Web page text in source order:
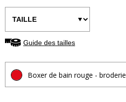
Guide des tailles
Boxer de bain rouge - broderie